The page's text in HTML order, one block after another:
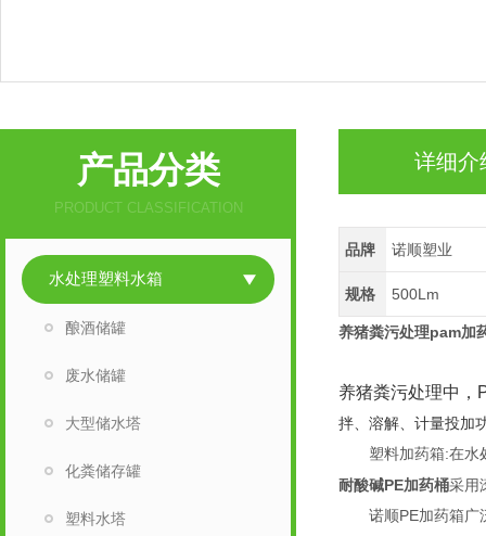
产品分类
PRODUCT CLASSIFICATION
水处理塑料水箱
酿酒储罐
废水储罐
大型储水塔
化粪储存罐
塑料水塔
详细介
品牌 诺顺塑业
规格 500Lm
养猪粪污处理pam加
养猪粪污处理中，
拌、溶解、计量投加
塑料加药箱:在水处
耐酸碱PE加药桶采用
诺顺PE加药箱广泛